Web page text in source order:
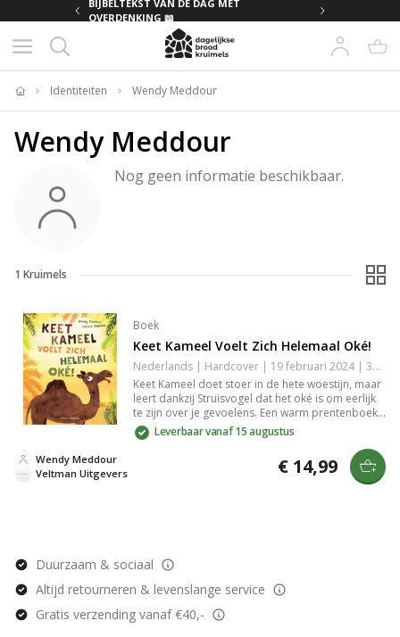
BIJBELTEKST VAN DE DAG MET
OVERDENKING 📖
Home
Identiteiten Wendy Meddour
Wendy Meddour
Nog geen informatie beschikbaar.
1 Kruimels
Boek
Keet Kameel Voelt Zich Helemaal Oké!
Nederlands | Hardcover | 19 februari 2024 | 32 pagina's | 9789048321575
Keet Kameel doet stoer in de hete woestijn, maar
leert dankzij Struisvogel dat het oké is om eerlijk
te zijn over je gevoelens. Een warm prentenboek
over jezelf durven zijn en echte vriendschap,
perfect voor jonge kinderen die leren omgaan
Leverbaar vanaf 15 augustus
Veltman Uitgevers
Wendy Meddour € 14,99
Duurzaam & sociaal
Altijd retourneren & levenslange service
Gratis verzending vanaf €40,-